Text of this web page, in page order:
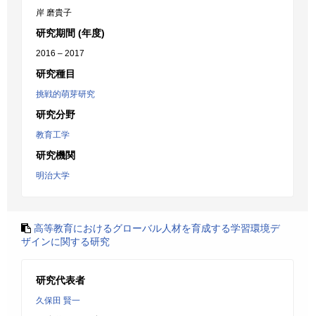
岸 磨貴子
研究期間 (年度)
2016 – 2017
研究種目
挑戦的萌芽研究
研究分野
教育工学
研究機関
明治大学
高等教育におけるグローバル人材を育成する学習環境デ
ザインに関する研究
研究代表者
久保田 賢一